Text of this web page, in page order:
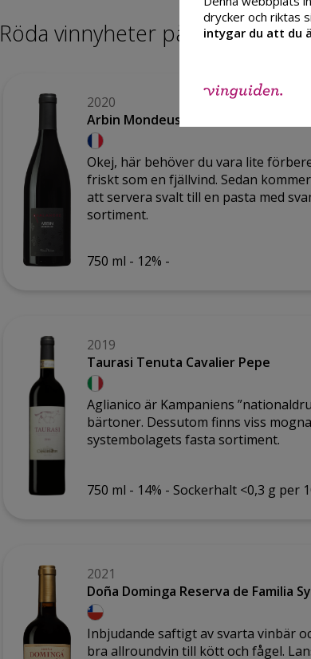
Röda vinnyheter på
2020
Arbin Mondeuse Avalanche Trosset
Okej, här behöver du vara lite
friskt som en fjällvind. Sedan
att servera svalt till en pasta med
sortiment.
750 ml - 12% -
2019
Taurasi Tenuta Cavalier Pepe
Aglianico är Kampaniens
bärtoner. Dessutom finns viss
systembolagets fasta sortiment.
750 ml - 14% - Sockerhalt <0,3 g per
2021
Doña Dominga Reserva de Familia
Inbjudande saftigt av svarta vinbär
bra allroundvin till kött och fågel.
drycker och riktas
intygar du att du